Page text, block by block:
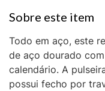
Todo em aço, este
de aço dourado
calendário. A
possui fecho por